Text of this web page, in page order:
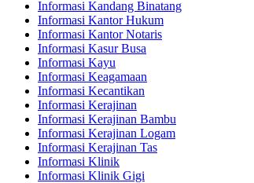
Informasi Kandang Binatang
Informasi Kantor Hukum
Informasi Kantor Notaris
Informasi Kasur Busa
Informasi Kayu
Informasi Keagamaan
Informasi Kecantikan
Informasi Kerajinan
Informasi Kerajinan Bambu
Informasi Kerajinan Logam
Informasi Kerajinan Tas
Informasi Klinik
Informasi Klinik Gigi